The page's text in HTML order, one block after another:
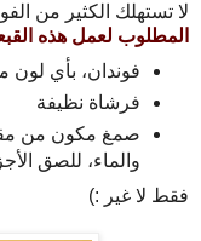
لا تستهلك الكثير من
المطلوب لعمل هذه
فوندان، بأي لون
فرشاة نظيفة
صمغ مكون من
والماء، للصق
فقط لا غير :)